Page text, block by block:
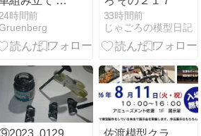
体上部をちょ
っと作る 他
24時間前
Gruenberg
33時間前
じゃごろの模型日記